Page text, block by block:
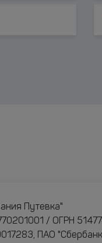
Путевка"
/ ОГРН
ПАО "Сбербанк